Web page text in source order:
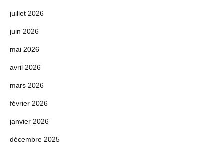
juillet 2026
juin 2026
mai 2026
avril 2026
mars 2026
février 2026
janvier 2026
décembre 2025